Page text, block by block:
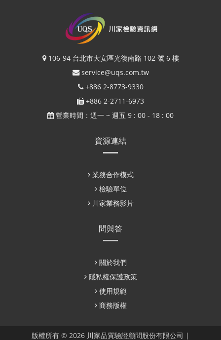
106-94 台北市大安區光復南路 102 號 6 樓
service@uqs.com.tw
+886 2-8773-9330
+886 2-2711-6973
營業時間：週一 ~ 週五 9 : 00 - 18 : 00
資源連結
業務合作模式
檢驗單位
川家業務影片
問與答
關於我們
隱私權保護政策
使用規範
商務版權
版權所有 © 2026 川家品質驗證顧問股份有限公司 |